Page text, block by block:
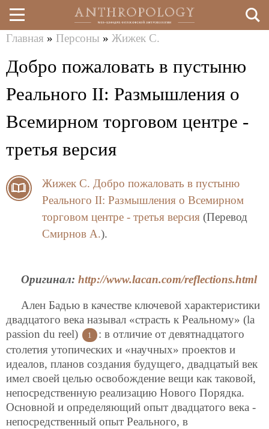
Перейти
к
основному
здесь
Главная » Персоны » Жижек С.
Добро пожаловать в пустыню
Реального II: Размышления о
Всемирном торговом центре -
третья версия
Жижек С. Добро пожаловать в пустыню
Реального II: Размышления о Всемирном
торговом центре - третья версия (Перевод
Смирнов А.).
Оригинал: http://www.lacan.com/reflections.html
Ален Бадью в качестве ключевой характеристики
двадцатого века называл «страсть к Реальному» (la
passion du reel)
1
: в отличие от девятнадцатого
столетия утопических и «научных» проектов и
идеалов, планов создания будущего, двадцатый век
имел своей целью освобождение вещи как таковой,
непосредственную реализацию Нового Порядка.
Основной и определяющий опыт двадцатого века -
непосредственный опыт Реального, в